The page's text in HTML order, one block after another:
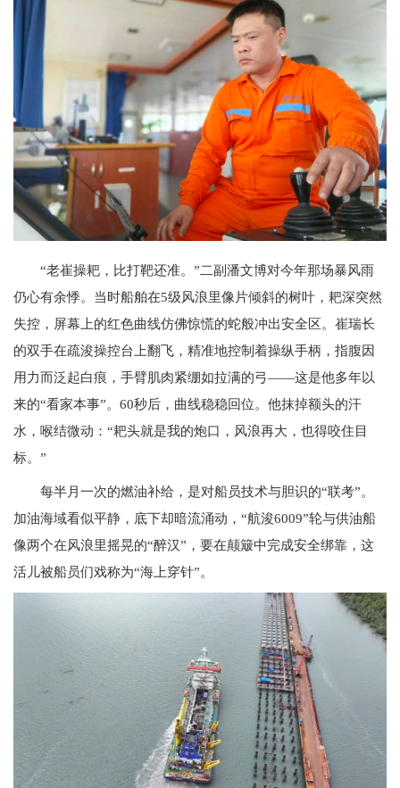
“老崔操耙，比打靶还准。”二副潘文博对今年那场暴风雨
仍心有余悸。当时船舶在5级风浪里像片倾斜的树叶，耙深突然
失控，屏幕上的红色曲线仿佛惊慌的蛇般冲出安全区。崔瑞长
的双手在疏浚操控台上翻飞，精准地控制着操纵手柄，指腹因
用力而泛起白痕，手臂肌肉紧绷如拉满的弓——这是他多年以
来的“看家本事”。60秒后，曲线稳稳回位。他抹掉额头的汗
水，喉结微动：“耙头就是我的炮口，风浪再大，也得咬住目
标。”
每半月一次的燃油补给，是对船员技术与胆识的“联考”。
加油海域看似平静，底下却暗流涌动，“航浚6009”轮与供油船
像两个在风浪里摇晃的“醉汉”，要在颠簸中完成安全绑靠，这
活儿被船员们戏称为“海上穿针”。